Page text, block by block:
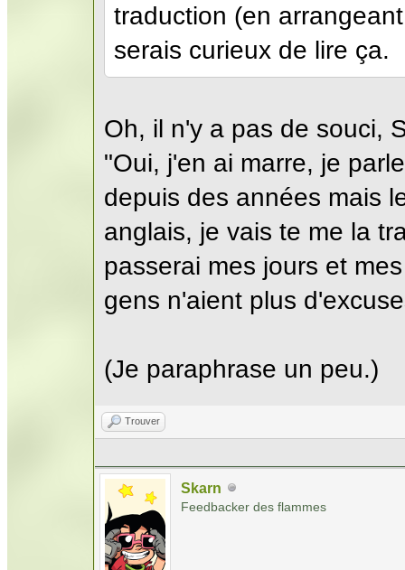
traduction (en
serais curieux de lire ça.
Oh, il n'y a pas de souci,
"Oui, j'en ai marre, je
depuis des années mais
anglais, je vais te me la
passerai mes jours et
gens n'aient plus
(Je paraphrase un peu.)
Trouver
Skarn
Feedbacker des flammes